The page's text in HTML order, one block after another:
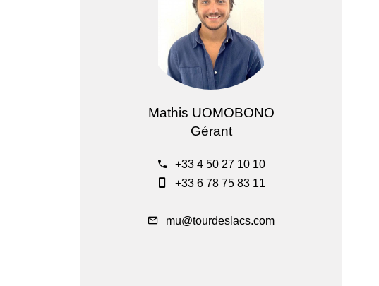
Mathis UOMOBONO
Gérant
+33 4 50 27 10 10
+33 6 78 75 83 11
mu@tourdeslacs.com